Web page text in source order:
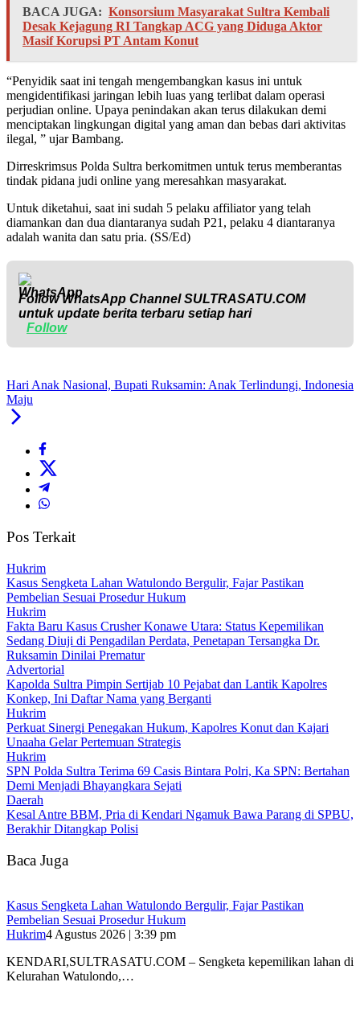
BACA JUGA: Konsorsium Masyarakat Sultra Kembali
Desak Kejagung RI Tangkap ACG yang Diduga Aktor
Masif Korupsi PT Antam Konut
“Penyidik saat ini tengah mengembangkan kasus ini untuk
mengidentifikasi jaringan lebih luas yang terlibat dalam operasi
perjudian online. Upaya penindakan akan terus dilakukan demi
menciptakan lingkungan digital yang aman dan bebas dari aktivitas
ilegal, ” ujar Bambang.
Dirreskrimsus Polda Sultra berkomitmen untuk terus memberantas
tindak pidana judi online yang meresahkan masyarakat.
Untuk diketahui, saat ini sudah 5 pelaku affiliator yang telah
diamankan dan dua diantaranya sudah P21, pelaku 4 diantaranya
adalah wanita dan satu pria. (SS/Ed)
Follow WhatsApp ChannelSULTRASATU.COM
untuk update berita terbaru setiap hari
Follow
Hari Anak Nasional, Bupati Ruksamin: Anak Terlindungi, Indonesia
Maju
Pos Terkait
Hukrim
‎Kasus Sengketa Lahan Watulondo Bergulir, Fajar Pastikan
Pembelian Sesuai Prosedur Hukum
Hukrim
Fakta Baru Kasus Crusher Konawe Utara: Status Kepemilikan
Sedang Diuji di Pengadilan Perdata, Penetapan Tersangka Dr.
Ruksamin Dinilai Prematur
Advertorial
‎Kapolda Sultra Pimpin Sertijab 10 Pejabat dan Lantik Kapolres
Konkep, Ini Daftar Nama yang Berganti
Hukrim
‎Perkuat Sinergi Penegakan Hukum, Kapolres Konut dan Kajari
Unaaha Gelar Pertemuan Strategis
Hukrim
SPN Polda Sultra Terima 69 Casis Bintara Polri, Ka SPN: Bertahan
Demi Menjadi Bhayangkara Sejati
Daerah
Kesal Antre BBM, Pria di Kendari Ngamuk Bawa Parang di SPBU,
Berakhir Ditangkap Polisi
Baca Juga
‎Kasus Sengketa Lahan Watulondo Bergulir, Fajar Pastikan
Pembelian Sesuai Prosedur Hukum
Hukrim4 Agustus 2026 | 3:39 pm
KENDARI,SULTRASATU.COM – ‎Sengketa kepemilikan lahan di
Kelurahan Watulondo,…